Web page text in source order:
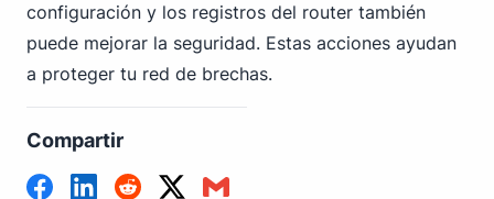
configuración y los registros del router también
puede mejorar la seguridad. Estas acciones ayudan
a proteger tu red de brechas.
Compartir